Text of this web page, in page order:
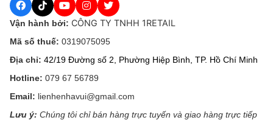
Vận hành bởi: CÔNG TY TNHH 1RETAIL
Mã số thuế: 0319075095
Địa chỉ: 42/19 Đường số 2, Phường Hiệp Bình, TP. Hồ Chí Minh
Hotline: 079 67 56789
Email: lienhenhavui@gmail.com
Lưu ý: Chúng tôi chỉ bán hàng trực tuyến và giao hàng trực tiếp